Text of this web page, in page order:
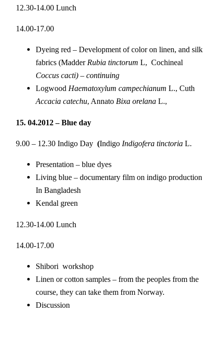
12.30-14.00 Lunch
14.00-17.00
Dyeing red – Development of color on linen, and silk
fabrics (MadderRubia tinctorum L, Cochineal
Coccus cacti) – continuing
Logwood Haematoxylum campechianum L., Cuth
Accacia catechu, Annato Bixa orelana L.,
15. 04.2012 – Blue day
9.00 – 12.30 Indigo Day (Indigo Indigofera tinctoria L.
Presentation – blue dyes
Living blue – documentary film on indigo production
In Bangladesh
Kendal green
12.30-14.00 Lunch
14.00-17.00
Shibori workshop
Linen or cotton samples – from the peoples from the
course, they can take them from Norway.
Discussion